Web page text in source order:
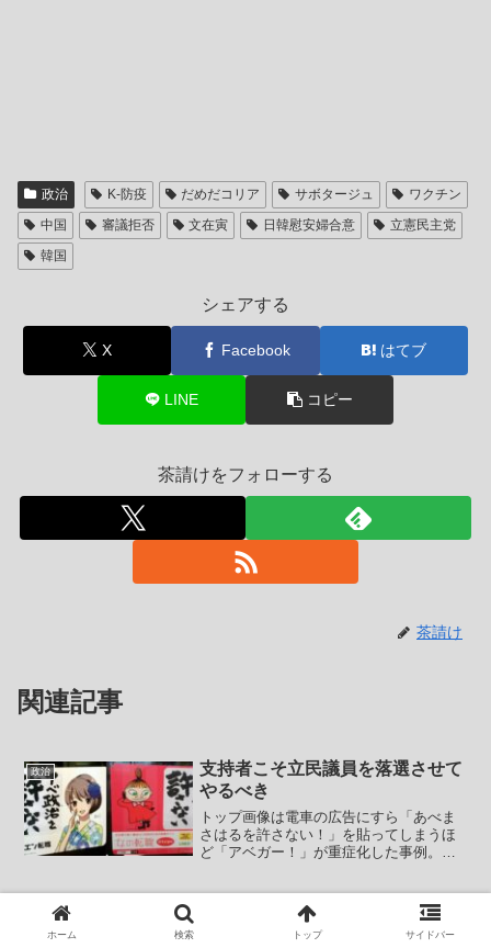
政治 K-防疫 だめだコリア サボタージュ
ワクチン
中国
審議拒否 文在寅 日韓慰安婦合意
立憲民主党
韓国
シェアする
X Facebook はてブ
LINE コピー
茶請けをフォローする
茶請け
関連記事
政治
支持者こそ立民議員を落選させて
やるべき
トップ画像は電車の広告にすら「あべま
さはるを許さない！」を貼ってしまうほ
ど「アベガー！」が重症化した事例。ま
氏「ぼくは寂しい」自分を目指す後輩お
らず「いい仕事だと思って...
動物愛護ではなく自分に酔ってる
ホーム 検索 トップ サイドバー